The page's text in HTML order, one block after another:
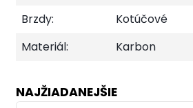
Brzdy:
Kotúčové
Materiál:
Karbon
NAJŽIADANEJŠIE